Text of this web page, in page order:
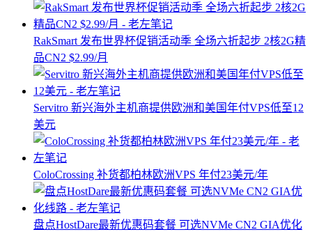
RakSmart 发布世界杯促销活动季 全场六折起步 2核2G精
品CN2 $2.99/月
Servitro 新兴海外主机商提供欧洲和美国年付VPS低至12
美元
ColoCrossing 补货都柏林欧洲VPS 年付23美元/年
盘点HostDare最新优惠码套餐 可选NVMe CN2 GIA优化